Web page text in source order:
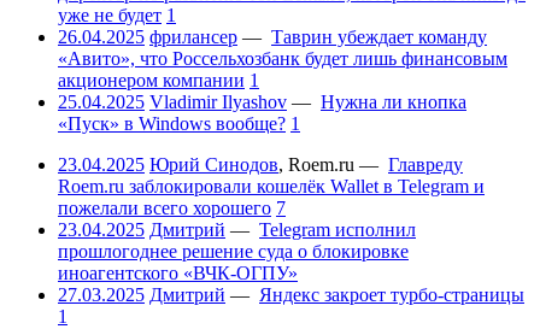
уже не будет 1
26.04.2025 фрилансер — Таврин убеждает команду
«Авито», что Россельхозбанк будет лишь финансовым
акционером компании 1
25.04.2025 Vladimir Ilyashov — Нужна ли кнопка
«Пуск» в Windows вообще? 1
23.04.2025 Юрий Синодов, Roem.ru — Главреду
Roem.ru заблокировали кошелёк Wallet в Telegram и
пожелали всего хорошего 7
23.04.2025 Дмитрий — Telegram исполнил
прошлогоднее решение суда о блокировке
иноагентского «ВЧК-ОГПУ»
27.03.2025 Дмитрий — Яндекс закроет турбо-страницы
1